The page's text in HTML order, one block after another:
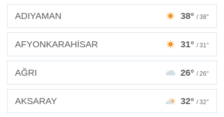
ADIYAMAN 38° / 38°
AFYONKARAHİSAR 31° / 31°
AĞRI 26° / 26°
AKSARAY 32° / 32°